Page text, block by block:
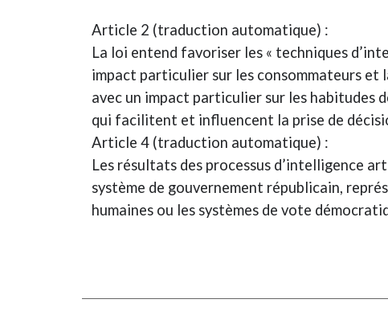
Article 2 (traduction automatique) :
La loi entend favoriser les « techniques
impact particulier sur les consommateurs et
avec un impact particulier sur les habitudes
qui facilitent et influencent la prise de
Article 4 (traduction automatique) :
Les résultats des processus d’intelligence
système de gouvernement républicain,
humaines ou les systèmes de vote